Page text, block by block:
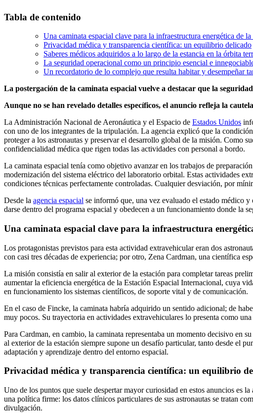
Tabla de contenido
Una caminata espacial clave para la infraestructura energética de la
Privacidad médica y transparencia científica: un equilibrio delicado
Saberes médicos adquiridos a lo largo de la estancia en la órbita
La seguridad operacional como un principio esencial e
Un recordatorio de lo complejo que resulta habitar y desempeñar
La postergación de la caminata espacial vuelve a destacar que la
Aunque no se han revelado detalles específicos, el anuncio refleja la
La Administración Nacional de Aeronáutica y el Espacio de Estados Unidos
con uno de los integrantes de la tripulación. La agencia explicó que la
proteger a los astronautas y preservar el desarrollo global de la misión. Como
confidencialidad médica que rigen todas las actividades con personal a bordo.
La caminata espacial tenía como objetivo avanzar en los trabajos de
modernización del sistema eléctrico del laboratorio orbital. Estas actividades
condiciones técnicas perfectamente controladas. Cualquier desviación, por
Desde la agencia espacial se informó que, una vez evaluado el estado médico
darse dentro del programa espacial y obedecen a un funcionamiento donde la
Una caminata espacial clave para la infraestructura
Los protagonistas previstos para esta actividad extravehicular eran dos
con casi tres décadas de experiencia; por otro, Zena Cardman, una científica
La misión consistía en salir al exterior de la estación para completar tareas
aumentar la eficiencia energética de la Estación Espacial Internacional, cuya
en funcionamiento los sistemas científicos, de soporte vital y de comunicación.
En el caso de Fincke, la caminata habría adquirido un sentido adicional; de
muy pocos. Su trayectoria en actividades extravehiculares lo presenta como
Para Cardman, en cambio, la caminata representaba un momento decisivo en
al exterior de la estación siempre supone un desafío particular, tanto desde el
adaptación y aprendizaje dentro del entorno espacial.
Privacidad médica y transparencia científica: un equilibrio
Uno de los puntos que suele despertar mayor curiosidad en estos anuncios es
una política firme: los datos clínicos particulares de sus astronautas se tratan
divulgación.